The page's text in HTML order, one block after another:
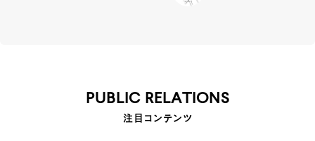
PUBLIC RELATIONS
注目コンテンツ